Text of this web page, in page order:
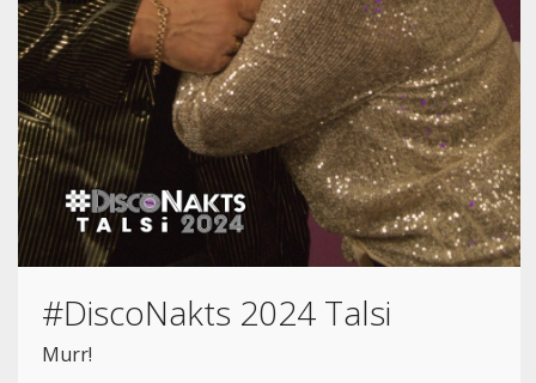
#DiscoNakts 2024 Talsi
Murr!